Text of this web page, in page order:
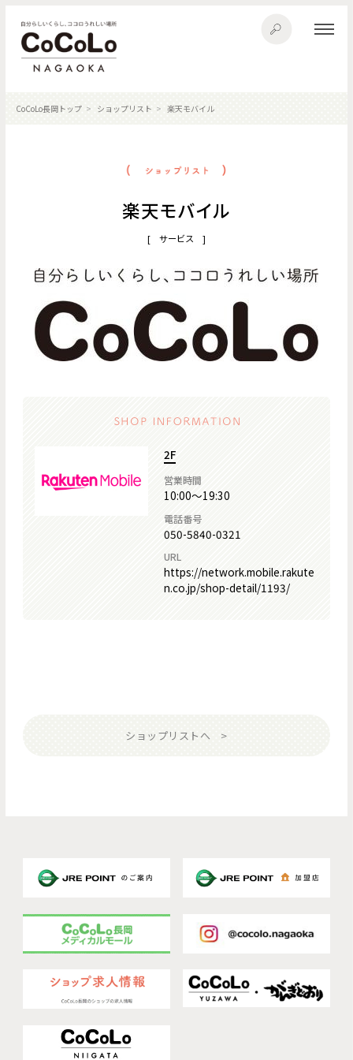
CoCoLo長岡トップ ショップリスト 楽天モバイル
楽天モバイル
[ サービス ]
2F
営業時間
10:00～19:30
電話番号
050-5840-0321
URL
https://network.mobile.rakute
n.co.jp/shop-detail/1193/
ショップリストへ